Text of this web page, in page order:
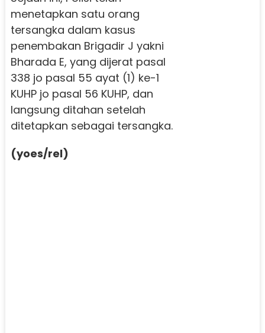
menetapkan satu orang
tersangka dalam kasus
penembakan Brigadir J yakni
Bharada E, yang dijerat pasal
338 jo pasal 55 ayat (1) ke-1
KUHP jo pasal 56 KUHP, dan
langsung ditahan setelah
ditetapkan sebagai tersangka.
(yoes/rel)